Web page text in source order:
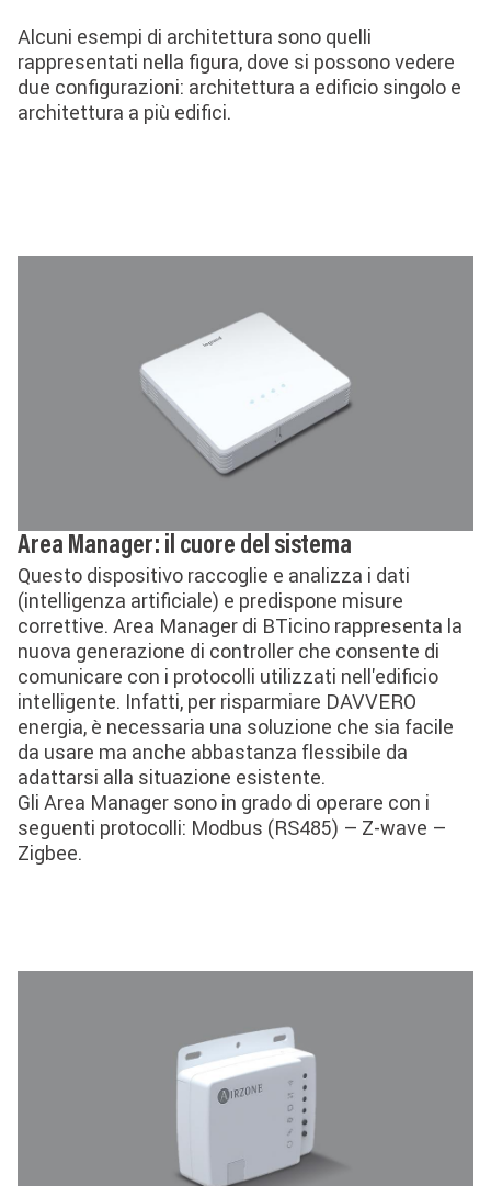
Alcuni esempi di architettura sono quelli
rappresentati nella figura, dove si possono vedere
due configurazioni: architettura a edificio singolo e
architettura a più edifici.
Area Manager: il cuore del sistema
Questo dispositivo raccoglie e analizza i dati
(intelligenza artificiale) e predispone misure
correttive. Area Manager di BTicino rappresenta la
nuova generazione di controller che consente di
comunicare con i protocolli utilizzati nell'edificio
intelligente. Infatti, per risparmiare DAVVERO
energia, è necessaria una soluzione che sia facile
da usare ma anche abbastanza flessibile da
adattarsi alla situazione esistente.
Gli Area Manager sono in grado di operare con i
seguenti protocolli: Modbus (RS485) – Z-wave –
Zigbee.